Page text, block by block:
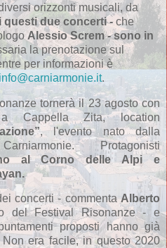
orizzonti musicali, da
questi due concerti - che
Alessio Screm - sono in
la prenotazione sul
per informazioni è
info@carniarmonie.it.
tornerà il 23 agosto con
Cappella Zita, location
, l'evento nato dalla
Protagonisti
al Corno delle Alpi e
concerti - commentaAlberto
del Festival Risonanze - e
proposti hanno già
era facile, in questo 2020